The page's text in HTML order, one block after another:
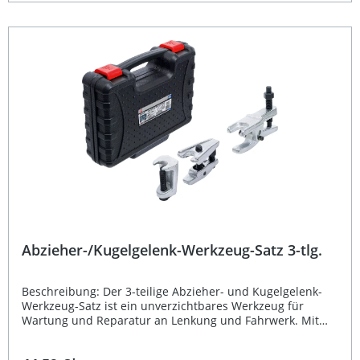
Arbeiten setzen. Spezialwerkzeug zur schnellen Montage
und Demontage von Traggelenken Passgenau für VW T4
Bus, Multivan und California Modelle Hochwertige,
gehärtete Spindel mit Außensechskant SW 24 mm
Inklusive Adapter und Einlegeplatten für verschiedene
Gelenkgrößen Stabile Ausführung für den professionellen
Werkstatteinsatz Lieferumfang: 1 Abziehkörper mit
gehärteter Spindel (Antrieb: Außensechskant SW 24 mm,
Öffnung 55 mm, Innenhöhe 70 mm) 2 Druckstück-Adapter
zum Auspressen 1 Druckstück-Adapter zum Einpressen
2 Einlegeplatten zur Anpassung des Abziehkörpers an das
Abzieher-/Kugelgelenk-Werkzeug-Satz 3-tlg.
Beschreibung: Der 3-teilige Abzieher- und Kugelgelenk-
Werkzeug-Satz ist ein unverzichtbares Werkzeug für
Wartung und Reparatur an Lenkung und Fahrwerk. Mit